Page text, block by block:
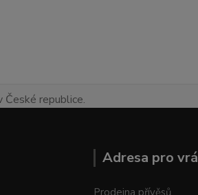
České republice.
Adresa pro
Prodejna přívěsů